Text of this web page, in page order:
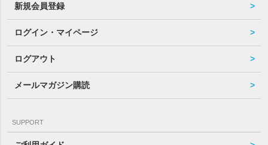
新規会員登録
ログイン・マイページ
ログアウト
メールマガジン購読
SUPPORT